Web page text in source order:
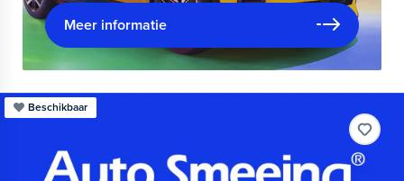
Meer informatie
Beschikbaar